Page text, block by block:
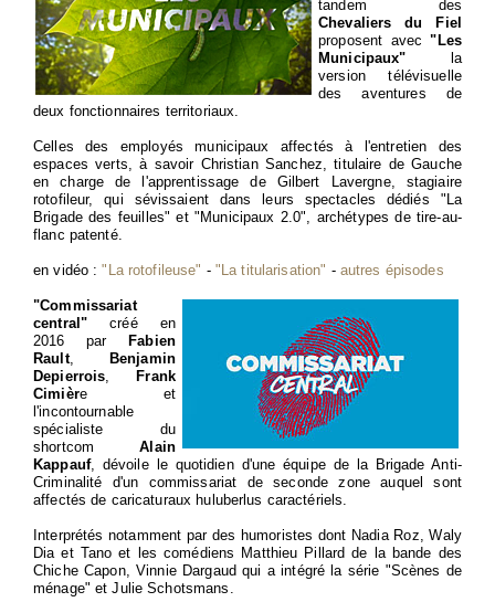
tandem des
Chevaliers du Fiel
proposent avec"Les
Municipaux" la
version télévisuelle
des aventures de
deux fonctionnaires territoriaux.
Celles des employés municipaux affectés à l'entretien des
espaces verts, à savoir Christian Sanchez, titulaire de Gauche
en charge de l'apprentissage de Gilbert Lavergne, stagiaire
rotofileur, qui sévissaient dans leurs spectacles dédiés "La
Brigade des feuilles" et "Municipaux 2.0", archétypes de tire-au-
flanc patenté.
en vidéo : "La rotofileuse" - "La titularisation" - autres épisodes
"Commissariat
central" créé en
2016 par
Fabien
Rault,
Benjamin
Depierrois,
Frank
Cimière et
l'incontournable
spécialiste du
shortcomAlain
Kappauf, dévoile le quotidien d'une équipe de la Brigade Anti-
Criminalité d'un commissariat de seconde zone auquel sont
affectés de caricaturaux huluberlus caractériels.
Interprétés notamment par des humoristes dont Nadia Roz, Waly
Dia et Tano et les comédiens Matthieu Pillard de la bande des
Chiche Capon, Vinnie Dargaud qui a intégré la série "Scènes de
ménage" et Julie Schotsmans.